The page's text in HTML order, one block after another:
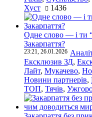
Хуст
1436
Одне слово — і ти
Закарпаття?
23:21, 26.01.2026
Ексклюзив ЗД,
Лайт, Мукачево,
Новини партнерів,
ТОП, Тячів,